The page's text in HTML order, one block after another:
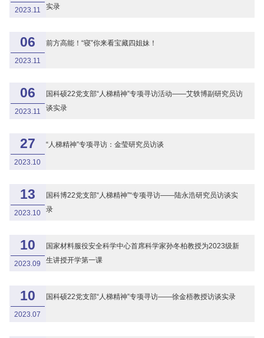
2023.11
实录
06
2023.11
前方高能！“寝”你来看宝藏四姐妹！
06
2023.11
国科硕22党支部“人梯精神”专项寻访活动——艾轶博副研究员访
谈实录
27
2023.10
“人梯精神”专项寻访：金莹研究员访谈
13
2023.10
国科博22党支部“人梯精神”“专项寻访——陆永浩研究员访谈实
录
10
2023.09
国家材料服役安全科学中心首席科学家孙冬柏教授为2023级新
生讲授开学第一课
10
2023.07
国科硕22党支部“人梯精神”专项寻访——徐金梧教授访谈实录